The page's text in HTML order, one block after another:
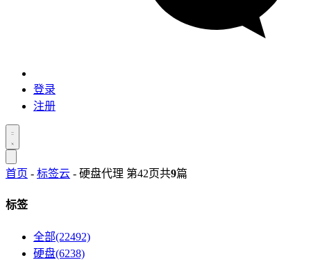
登录
注册
首页 - 标签云 - 硬盘代理 第42页共9篇
标签
全部(22492)
硬盘(6238)